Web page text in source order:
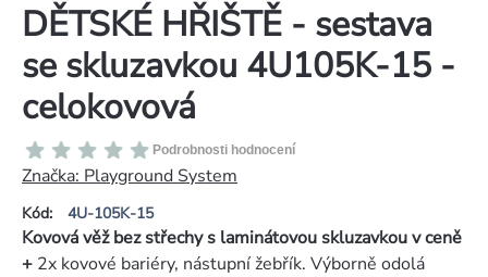
DĚTSKÉ HŘIŠTĚ - sestava
se skluzavkou 4U105K-15 -
celokovová
Kód: 4U-105K-15
Průměrné
hodnocení
produktu
je
0,0
Podrobnosti hodnocení
Značka: Playground System
Kovová věž bez střechy s laminátovou skluzavkou v ceně
+ 2x kovové bariéry, nástupní žebřík. Výborně odolá